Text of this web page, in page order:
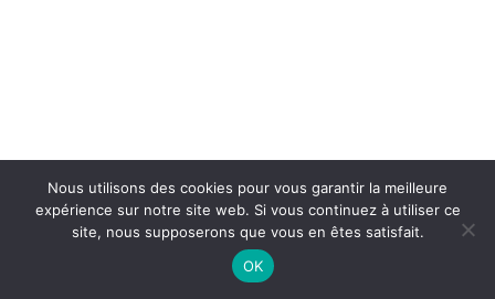
Nous utilisons des cookies pour vous garantir la meilleure
expérience sur notre site web. Si vous continuez à utiliser ce
site, nous supposerons que vous en êtes satisfait.
OK